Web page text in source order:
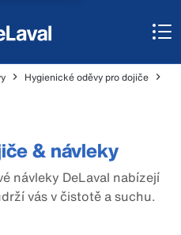
Hygienické oděvy pro dojiče
& návleky
návleky DeLaval nabízejí
vás v čistotě a suchu.